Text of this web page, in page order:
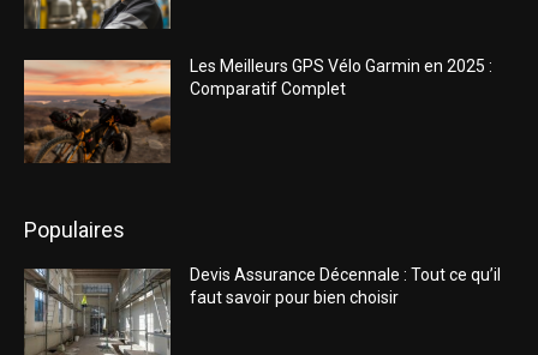
Les Meilleurs GPS Vélo Garmin en 2025 :
Comparatif Complet
Populaires
Devis Assurance Décennale : Tout ce qu’il
faut savoir pour bien choisir